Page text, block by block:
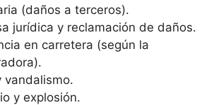
(daños a terceros).
jurídica y reclamación de daños.
en carretera (según la
vandalismo.
y explosión.